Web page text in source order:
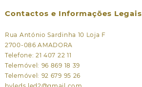
Contactos e Informações Legais
Rua António Sardinha 10 Loja F
2700-086 AMADORA
Telefone: 21 407 22 11
Telemóvel: 96 869 18 39
Telemóvel: 92 679 95 26